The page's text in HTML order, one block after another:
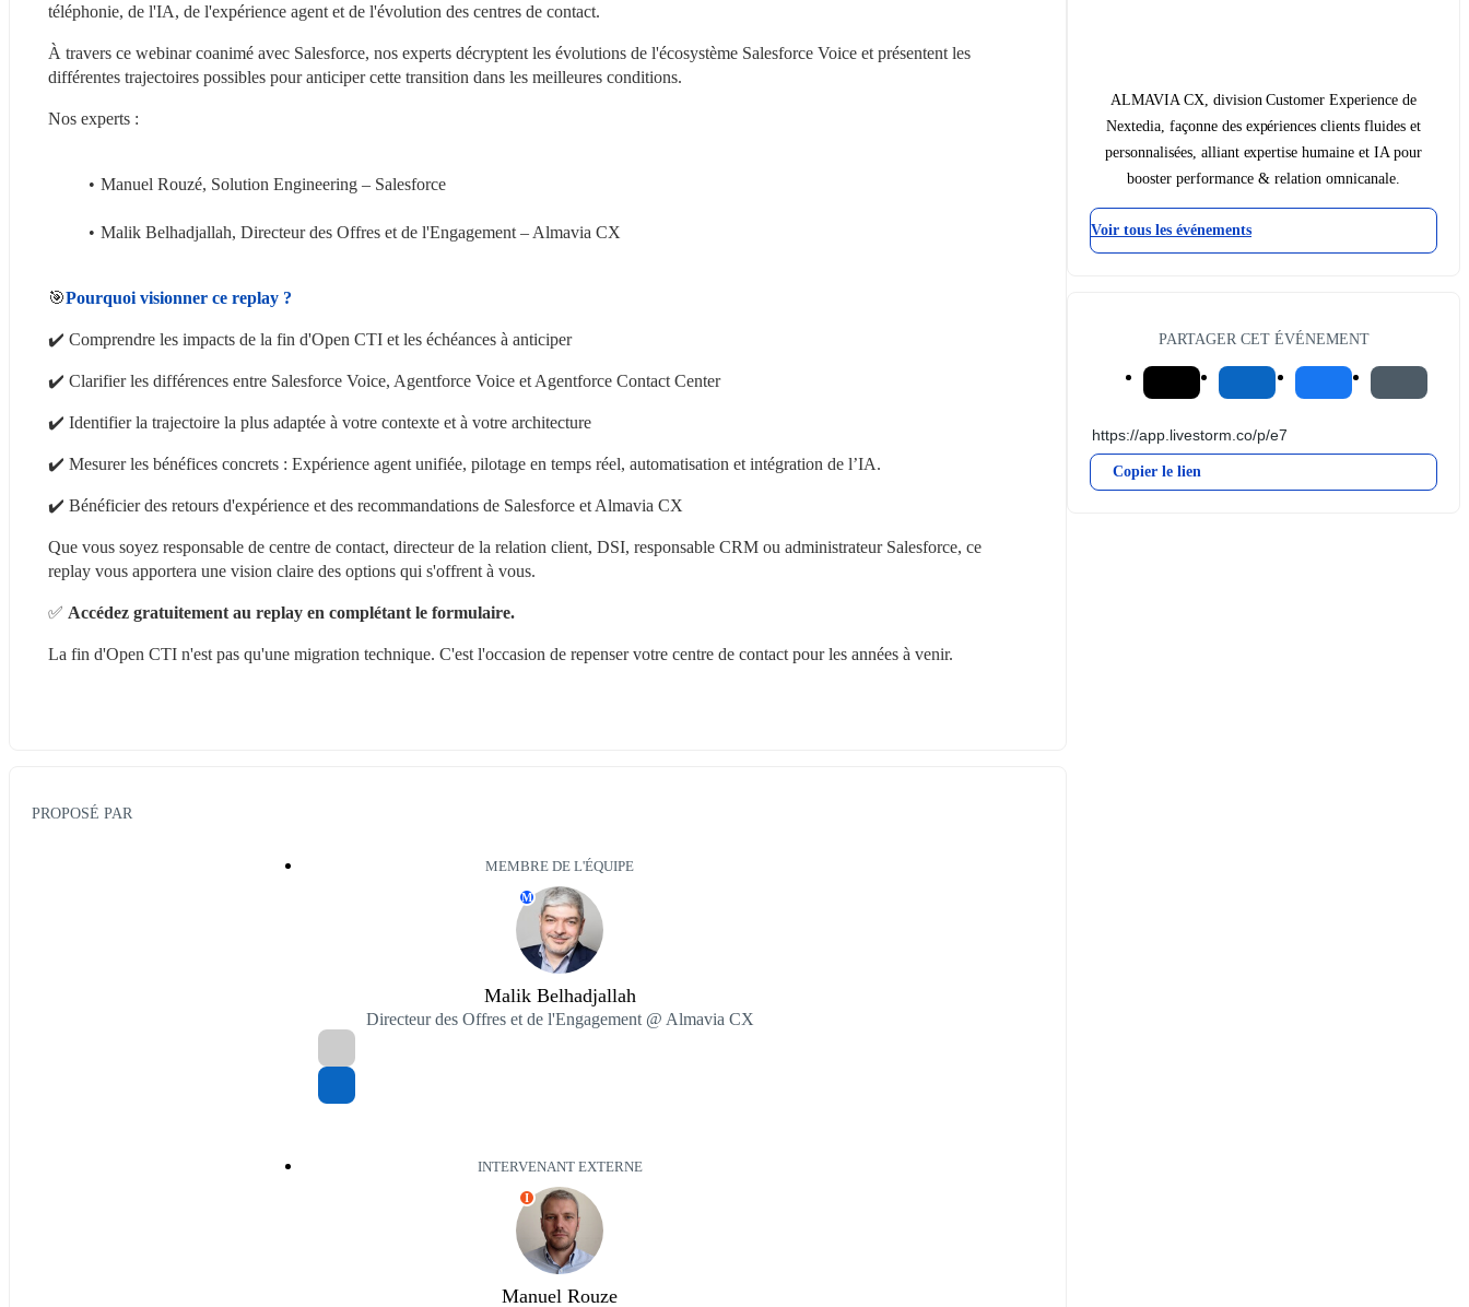
téléphonie, de l'IA, de l'expérience agent et de l'évolution des centres de contact.
À travers ce webinar coanimé avec Salesforce, nos experts décryptent les évolutions de l'écosystème Salesforce Voice et présentent les
différentes trajectoires possibles pour anticiper cette transition dans les meilleures conditions.
Nos experts :
Manuel Rouzé, Solution Engineering – Salesforce
Malik Belhadjallah, Directeur des Offres et de l'Engagement – Almavia CX
🎯Pourquoi visionner ce replay ?
✔️ Comprendre les impacts de la fin d'Open CTI et les échéances à anticiper
✔️ Clarifier les différences entre Salesforce Voice, Agentforce Voice et Agentforce Contact Center
✔️ Identifier la trajectoire la plus adaptée à votre contexte et à votre architecture
✔️ Mesurer les bénéfices concrets : Expérience agent unifiée, pilotage en temps réel, automatisation et intégration de l’IA.
✔️ Bénéficier des retours d'expérience et des recommandations de Salesforce et Almavia CX
Que vous soyez responsable de centre de contact, directeur de la relation client, DSI, responsable CRM ou administrateur Salesforce, ce
replay vous apportera une vision claire des options qui s'offrent à vous.
✅ Accédez gratuitement au replay en complétant le formulaire.
La fin d'Open CTI n'est pas qu'une migration technique. C'est l'occasion de repenser votre centre de contact pour les années à venir.
PROPOSÉ PAR
MEMBRE DE L'ÉQUIPE
M
Malik Belhadjallah
Directeur des Offres et de l'Engagement @ Almavia CX
INTERVENANT EXTERNE
I
Manuel Rouze
ALMAVIA CX, division Customer Experience de
Nextedia, façonne des expériences clients fluides et
personnalisées, alliant expertise humaine et IA pour
booster performance & relation omnicanale.
Voir tous les événements
PARTAGER CET ÉVÉNEMENT
Copier le lien